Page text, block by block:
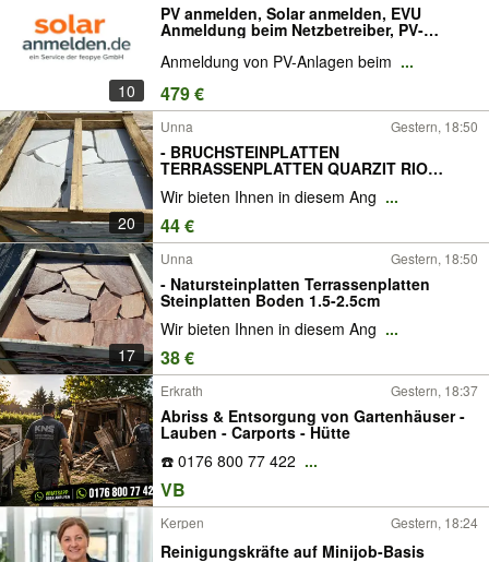
10
PV anmelden, Solar anmelden, EVU
Anmeldung beim Netzbetreiber, PV-
Anmeldeservice, bundesweite PV
Anmeldung, Photovoltaik anmelden,
Speicher anmelden, Wallbox anmelden,
Wärmepumpe anmelden
Anmeldung von PV-Anlagen beim ...
479 €
20
Unna Gestern, 18:50
- BRUCHSTEINPLATTEN
TERRASSENPLATTEN QUARZIT RIO
Wir bieten Ihnen in diesem Ang ...
44 €
17
Unna Gestern, 18:50
- Natursteinplatten Terrassenplatten
Steinplatten Boden 1.5-2.5cm
Wir bieten Ihnen in diesem Ang ...
38 €
Erkrath Gestern, 18:37
Abriss & Entsorgung von Gartenhäuser -
Lauben - Carports - Hütte
☎️ 0176 800 77 422 ...
VB
Kerpen Gestern, 18:24
Reinigungskräfte auf Minijob-Basis